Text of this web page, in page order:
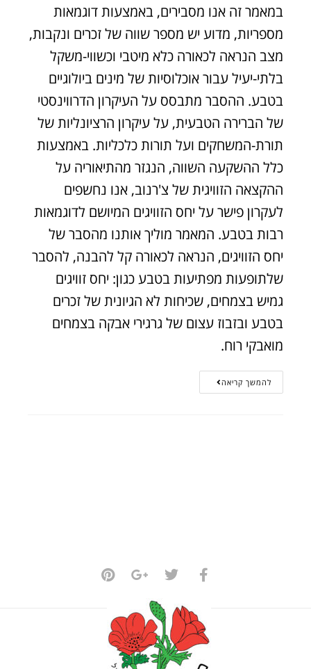
במאמר זה אנו מסבירים, באמצעות דוגמאות
מספריות, מדוע יש מספר שווה של זכרים ונקבות,
מצב הנראה לכאורה כלא מיטבי וכשווי-משקל
בלתי-יעיל עבור אוכלוסיות של מינים ביולוגיים
בטבע. ההסבר מתבסס על העיקרון הדרווינסטי
של הברירה הטבעית, על עיקרון הרציונליות של
תורת-המשחקים ועל תורות כלכליות. באמצעות
כלל ההשקעה השווה, הנגזר מהתיאוריה על
ההקצאה הזוויגית של צ'רנוב, אנו נחשפים
לעקרון פישר על יחס הזוויגים המיושם לדוגמאות
רבות בטבע. המאמר מוליך אותנו מהסבר של
יחס הזוויגים, הנראה לכאורה קל להבנה, להסבר
שלתופעות מפתיעות בטבע כגון: יחס זוויגים
גמיש בצמחים, שכיחות לא הגיונית של זכרים
בטבע ובזבוז עצום של גרגירי אבקה בצמחים
מואבקי רוח.
להמשך קריאה